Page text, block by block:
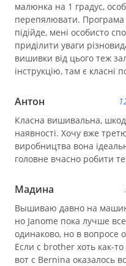
малюнка на 1 градус,
перепялювати. Програма
підійде, мені особисто
приділити уваги
вишивки від цього теж
інструкцію, там є класні
Антон
Класна вишивальна,
наявності. Хочу вже
виробництва вона
головне вчасно робити
Мадина
Вышиваю давно на
но Janome пока лучше
одинаково, но в вопросе
Если с brother хоть как-
вот с Bernina оказалось